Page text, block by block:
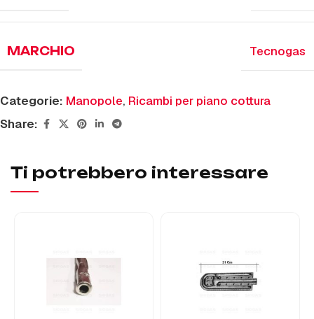
MARCHIO Tecnogas
Categorie: Manopole, Ricambi per piano cottura
Share:
Ti potrebbero interessare